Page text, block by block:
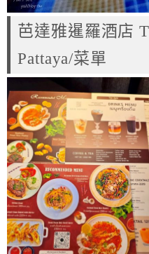
芭達雅暹羅酒店
Pattaya/菜單